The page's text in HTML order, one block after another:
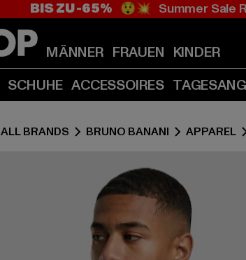
BIS ZU -65% 😲💥 Summer Sale
MÄNNER FRAUEN KINDER
SCHUHE ACCESSOIRES
ALL BRANDS BRUNO BANANI APPAREL